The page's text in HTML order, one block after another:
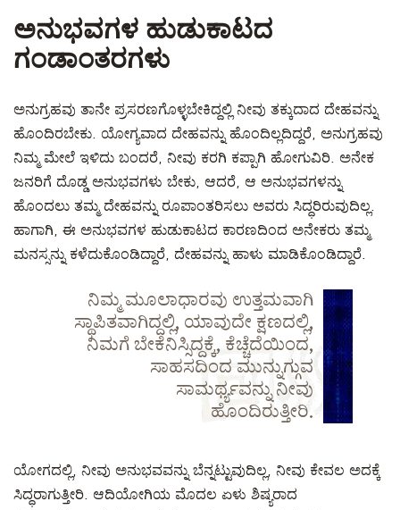
ಅನುಭವಗಳ ಹುಡುಕಾಟದ
ಗಂಡಾಂತರಗಳು
ಅನುಗ್ರಹವು ತಾನೇ ಪ್ರಸರಣಗೊಳ್ಳಬೇಕಿದ್ದಲ್ಲಿ ನೀವು ತಕ್ಕುದಾದ ದೇಹವನ್ನು
ಹೊಂದಿರಬೇಕು. ಯೋಗ್ಯವಾದ ದೇಹವನ್ನು ಹೊಂದಿಲ್ಲದಿದ್ದರೆ, ಅನುಗ್ರಹವು
ನಿಮ್ಮ ಮೇಲೆ ಇಳಿದು ಬಂದರೆ, ನೀವು ಕರಗಿ ಕಪ್ಪಾಗಿ ಹೋಗುವಿರಿ. ಅನೇಕ
ಜನರಿಗೆ ದೊಡ್ಡ ಅನುಭವಗಳು ಬೇಕು, ಆದರೆ, ಆ ಅನುಭವಗಳನ್ನು
ಹೊಂದಲು ತಮ್ಮ ದೇಹವನ್ನು ರೂಪಾಂತರಿಸಲು ಅವರು ಸಿದ್ಧರಿರುವುದಿಲ್ಲ.
ಹಾಗಾಗಿ, ಈ ಅನುಭವಗಳ ಹುಡುಕಾಟದ ಕಾರಣದಿಂದ ಅನೇಕರು ತಮ್ಮ
ಮನಸ್ಸನ್ನು ಕಳೆದುಕೊಂಡಿದ್ದಾರೆ, ದೇಹವನ್ನು ಹಾಳು ಮಾಡಿಕೊಂಡಿದ್ದಾರೆ.
ನಿಮ್ಮ ಮೂಲಾಧಾರವು ಉತ್ತಮವಾಗಿ
ಸ್ಥಾಪಿತವಾಗಿದ್ದಲ್ಲಿ, ಯಾವುದೇ ಕ್ಷಣದಲ್ಲಿ,
ನಿಮಗೆ ಬೇಕೆನಿಸ್ಸಿದ್ದಕ್ಕೆ, ಕೆಚ್ಚೆದೆಯಿಂದ,
ಸಾಹಸದಿಂದ ಮುನ್ನುಗ್ಗುವ
ಸಾಮರ್ಥ್ಯವನ್ನು ನೀವು
ಹೊಂದಿರುತ್ತೀರಿ.
ಯೋಗದಲ್ಲಿ, ನೀವು ಅನುಭವವನ್ನು ಬೆನ್ನಟ್ಟುವುದಿಲ್ಲ, ನೀವು ಕೇವಲ ಅದಕ್ಕೆ
ಸಿದ್ಧರಾಗುತ್ತೀರಿ. ಆದಿಯೋಗಿಯ ಮೊದಲ ಏಳು ಶಿಷ್ಯರಾದ